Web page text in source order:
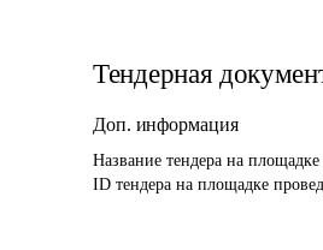
Тендерная
Доп. информация
Название тендера на
ID тендера на площадке